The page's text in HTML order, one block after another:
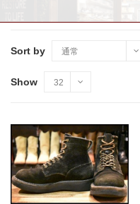
Sort by 通常
Show 32